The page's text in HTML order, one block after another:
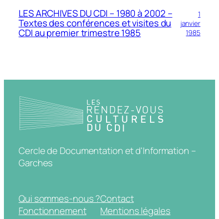
LES ARCHIVES DU CDI – 1980 à 2002 –
Textes des conférences et visites du
CDI au premier trimestre 1985
1
janvier
1985
Cercle de Documentation et d'Information –
Garches
Qui sommes-nous ?
Fonctionnement
Contact
Mentions légales